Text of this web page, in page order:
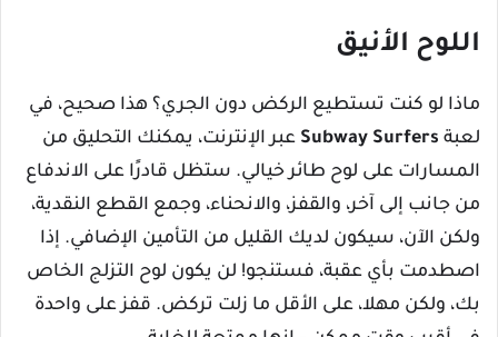
اللوح الأنيق
ماذا لو كنت تستطيع الركض دون الجري؟ هذا صحيح، في
لعبة Subway Surfers عبر الإنترنت، يمكنك التحليق من
المسارات على لوح طائر خيالي. ستظل قادرًا على الاندفاع
من جانب إلى آخر، والقفز، والانحناء، وجمع القطع النقدية،
ولكن الآن، سيكون لديك القليل من التأمين الإضافي. إذا
اصطدمت بأي عقبة، فستنجو! لن يكون لوح التزلج الخاص
بك، ولكن مهلا، على الأقل ما زلت تركض. قفز على واحدة